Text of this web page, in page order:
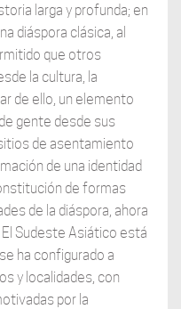
larga y profunda; en
diáspora clásica, al
que otros
la cultura, la
de ello, un elemento
gente desde sus
de asentamiento
de una identidad
de formas
de la diáspora, ahora
Sudeste Asiático está
ha configurado a
y localidades, con
por la